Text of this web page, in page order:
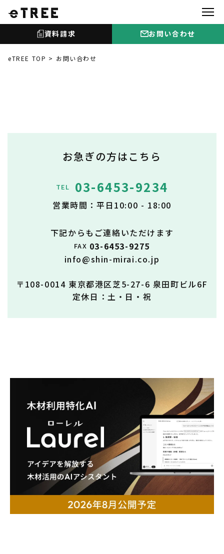
資料請求 お問い合わせ
eTREE TOP お問い合わせ
お急ぎの方はこちら
TEL 03-6453-9234
営業時間：平日10:00 - 18:00
下記からもご連絡いただけます
FAX 03-6453-9275
info@shin-mirai.co.jp
〒108-0014 東京都港区芝5-27-6 泉田町ビル6F
定休日：土・日・祝